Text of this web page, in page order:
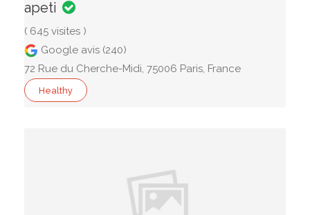
apeti
( 645 visites )
Google avis (240)
72 Rue du Cherche-Midi, 75006 Paris, France
Healthy